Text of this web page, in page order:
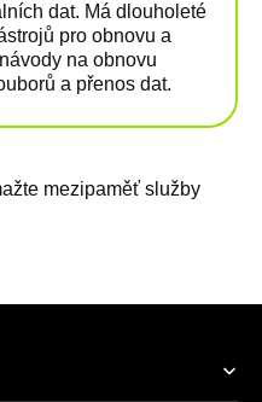
dat. Má dlouholeté
pro obnovu a
na obnovu
a přenos dat.
mezipaměť služby